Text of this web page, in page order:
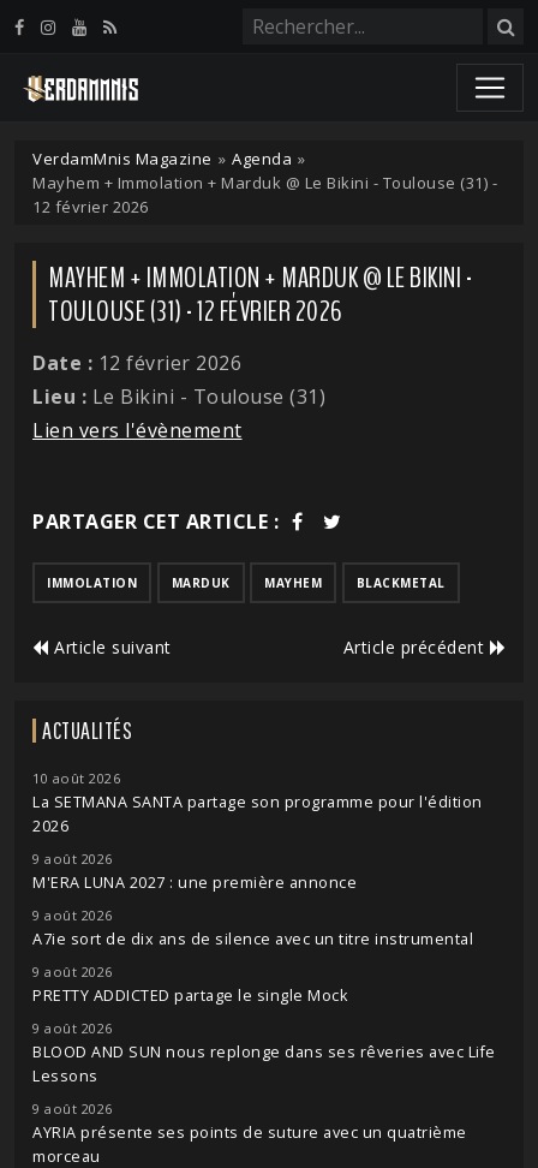
VerdamMnis Magazine » Agenda »
Mayhem + Immolation + Marduk @ Le Bikini - Toulouse (31) -
12 février 2026
MAYHEM + IMMOLATION + MARDUK @ LE BIKINI -
TOULOUSE (31) - 12 FÉVRIER 2026
Date : 12 février 2026
Lieu : Le Bikini - Toulouse (31)
Lien vers l'évènement
PARTAGER CET ARTICLE :
IMMOLATION MARDUK MAYHEM BLACKMETAL
Article suivant Article précédent
ACTUALITÉS
10 août 2026
La SETMANA SANTA partage son programme pour l'édition
2026
9 août 2026
M'ERA LUNA 2027 : une première annonce
9 août 2026
A7ie sort de dix ans de silence avec un titre instrumental
9 août 2026
PRETTY ADDICTED partage le single Mock
9 août 2026
BLOOD AND SUN nous replonge dans ses rêveries avec Life
Lessons
9 août 2026
AYRIA présente ses points de suture avec un quatrième
morceau
Panneau de gestion des cookies